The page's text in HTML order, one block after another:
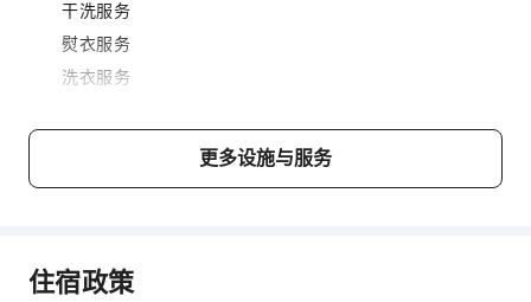
干洗服务
熨衣服务
洗衣服务
自动售货机
充电车位
更多设施与服务
住宿政策